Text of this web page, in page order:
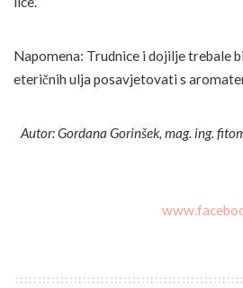
Napomena: Trudnice i dojilje trebale
eteričnih ulja posavjetovati s
Autor: Gordana Gorinšek, mag. ing.